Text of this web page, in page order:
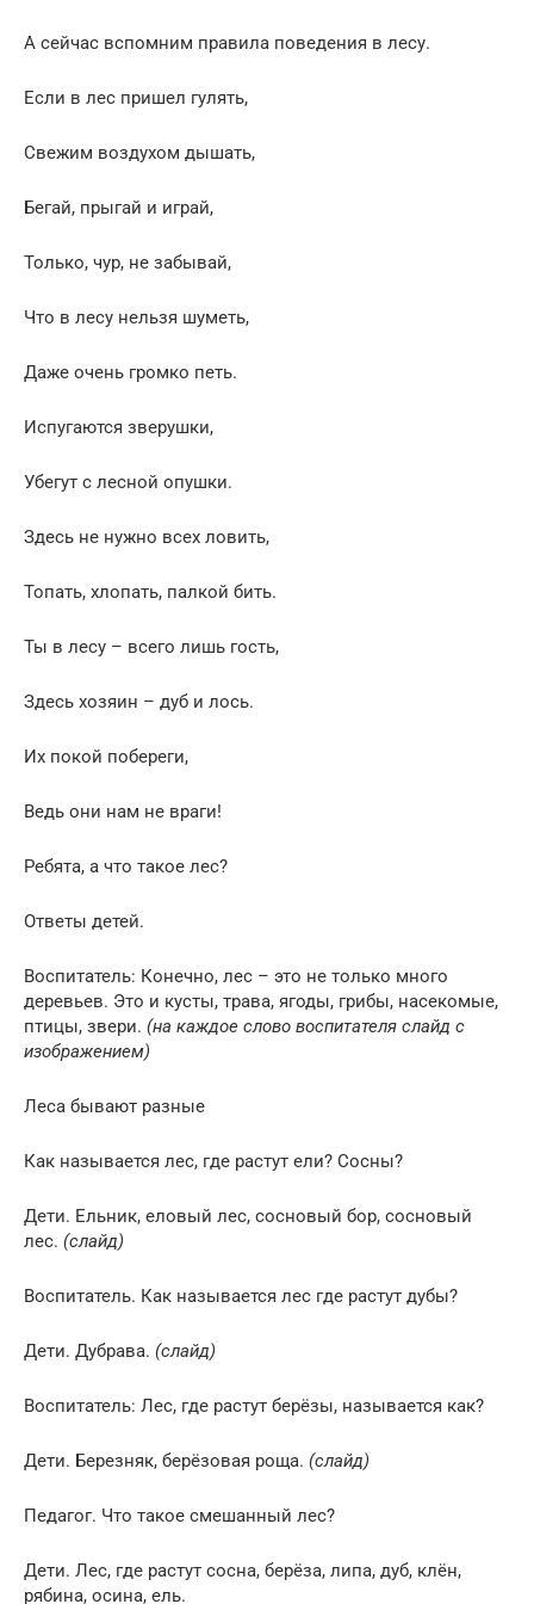
А сейчас вспомним правила поведения в лесу.
Если в лес пришел гулять,
Свежим воздухом дышать,
Бегай, прыгай и играй,
Только, чур, не забывай,
Что в лесу нельзя шуметь,
Даже очень громко петь.
Испугаются зверушки,
Убегут с лесной опушки.
Здесь не нужно всех ловить,
Топать, хлопать, палкой бить.
Ты в лесу – всего лишь гость,
Здесь хозяин – дуб и лось.
Их покой побереги,
Ведь они нам не враги!
Ребята, а что такое лес?
Ответы детей.
Воспитатель: Конечно, лес – это не только много
деревьев. Это и кусты, трава, ягоды, грибы, насекомые,
птицы, звери. (на каждое слово воспитателя слайд с
изображением)
Леса бывают разные
Как называется лес, где растут ели? Сосны?
Дети. Ельник, еловый лес, сосновый бор, сосновый
лес. (слайд)
Воспитатель. Как называется лес где растут дубы?
Дети. Дубрава. (слайд)
Воспитатель: Лес, где растут берёзы, называется как?
Дети. Березняк, берёзовая роща. (слайд)
Педагог. Что такое смешанный лес?
Дети. Лес, где растут сосна, берёза, липа, дуб, клён,
рябина, осина, ель.